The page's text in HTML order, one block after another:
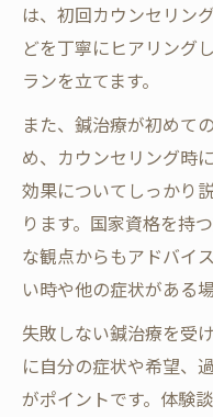
は、初回カウンセリン
どを丁寧にヒアリング
ランを立てます。
また、鍼治療が初めて
め、カウンセリング時
効果についてしっかり
ります。国家資格を持
な観点からもアドバイ
い時や他の症状がある
失敗しない鍼治療を受
に自分の症状や希望、
がポイントです。体験